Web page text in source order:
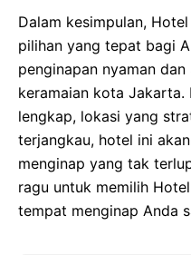
Dalam kesimpulan,
pilihan yang tepat bagi
penginapan nyaman
keramaian kota
lengkap, lokasi yang
terjangkau, hotel ini
menginap yang tak
ragu untuk memilih
tempat menginap Anda